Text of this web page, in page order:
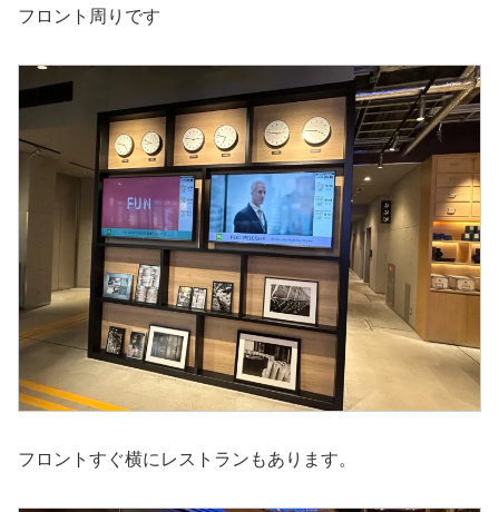
フロント周りです
フロントすぐ横にレストランもあります。